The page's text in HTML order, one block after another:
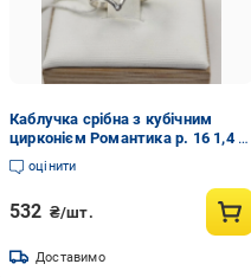
Каблучка срібна з кубічним
цирконієм Романтика р. 16 1,4 г
(3037265566)
оцінити
532 ₴/шт.
Доставимо